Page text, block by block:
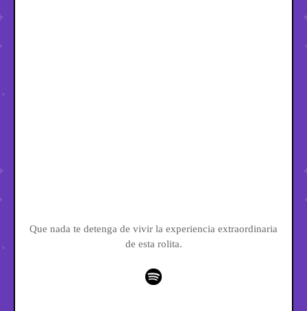
Que nada te detenga de vivir la experiencia extraordinaria
de esta rolita.